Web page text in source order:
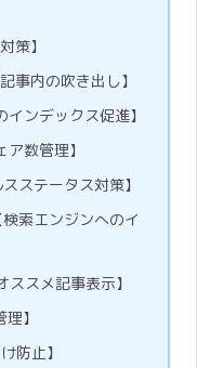
策】
事内の吹き出し】
ンデックス促進】
数管理】
ステータス対策】
索エンジンへのイ
スメ記事表示】
】
防止】